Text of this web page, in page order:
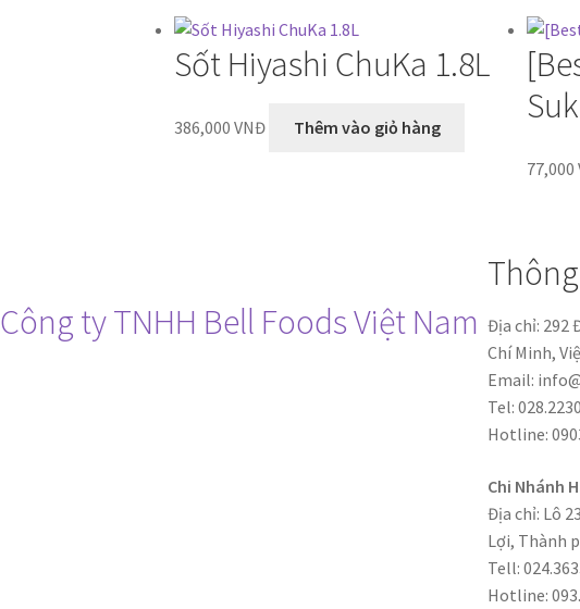
Sốt Hiyashi ChuKa 1.8L
386,000 VNĐ Thêm vào giỏ hàng
77,000
Công ty TNHH Bell Foods Việt Nam Địa chỉ: 292
Chí Minh,
Email:
Tel:
Hotline:
Chi Nhánh
Địa chỉ: Lô
Lợi, Thành
Tell:
Hotline: